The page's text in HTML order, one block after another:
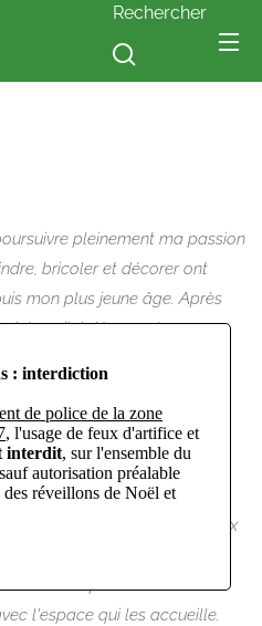
: interdiction
de police de la zone
, l'usage de feux d'artifice et
interdit, sur l'ensemble du
autorisation préalable
réveillons de Noël et
Rechercher
pleinement ma passion
bricoler et décorer ont
mon plus jeune âge. Après
j'ai découvert mon
de vingt ans maintenant, je
terre.
je crée mes collections et
débutants et confirmés.
création est adaptée à
la forme, la couleur et le choix
brutes et les tons naturels,
aussi leur place dans mon
l'espace qui les accueille.